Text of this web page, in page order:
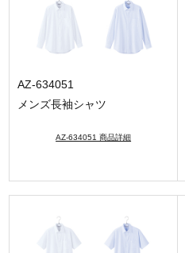
AZ-634051
メンズ長袖シャツ
AZ-634051 商品詳細